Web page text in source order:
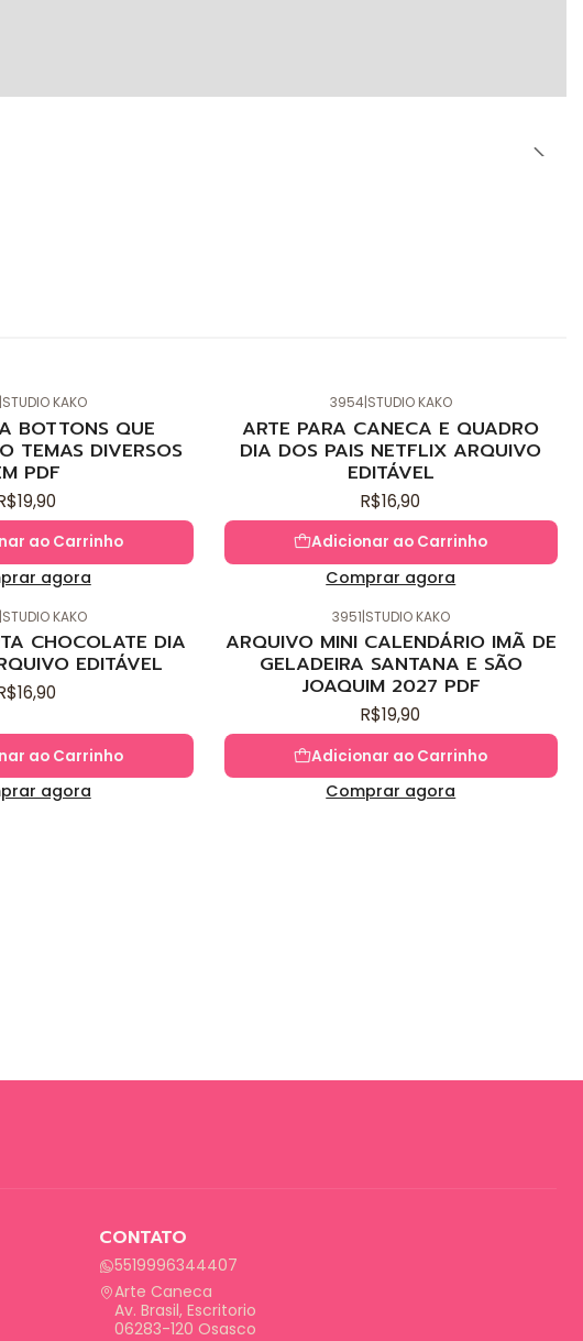
|STUDIO KAKO
BOTTONS QUE
TEMAS DIVERSOS
PDF
ao Carrinho
agora
3954|STUDIO KAKO
ARTE PARA CANECA E QUADRO
DIA DOS PAIS NETFLIX ARQUIVO
EDITÁVEL
R$16,90
Adicionar ao Carrinho
Comprar agora
|STUDIO KAKO
CHOCOLATE DIA
EDITÁVEL
ao Carrinho
agora
3951|STUDIO KAKO
ARQUIVO MINI CALENDÁRIO IMÃ DE
GELADEIRA SANTANA E SÃO
JOAQUIM 2027 PDF
R$19,90
Adicionar ao Carrinho
Comprar agora
CONTATO
5519996344407
Arte Caneca
Av. Brasil, Escritorio
06283-120 Osasco